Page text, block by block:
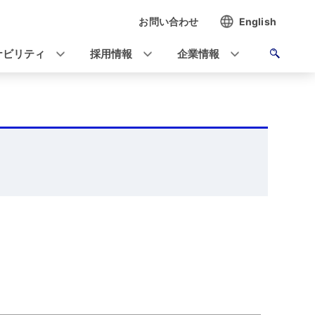
お問い合わせ English
リティ 採用情報 企業情報